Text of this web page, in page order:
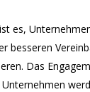
es,
besseren
Das